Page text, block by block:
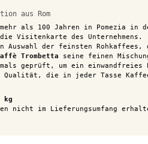
aus Rom
als 100 Jahren in Pomezia in
Visitenkarte des Unternehmens.
Auswahl der feinsten
Trombetta seine feinen
geprüft, um ein
die in jeder Tasse Kaffee
kg
nicht im Lieferungsumfang